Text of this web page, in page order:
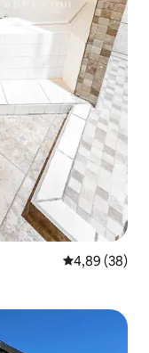
4,89 av 5 i
4,89 (38)